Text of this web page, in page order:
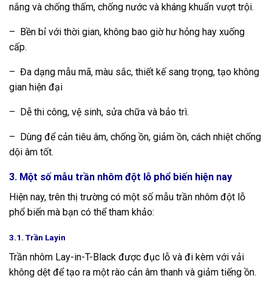
nắng và chống thấm, chống nước và kháng khuẩn vượt trội.
– Bền bỉ với thời gian, không bao giờ hư hỏng hay xuống
cấp.
– Đa dạng mẫu mã, màu sắc, thiết kế sang trọng, tạo không
gian hiện đại
– Dễ thi công, vệ sinh, sửa chữa và bảo trì.
– Dùng để cản tiêu âm, chống ồn, giảm ồn, cách nhiệt chống
dội âm tốt.
3. Một số mẫu trần nhôm đột lỗ phổ biến hiện nay
Hiện nay, trên thị trường có một số mẫu trần nhôm đột lỗ
phổ biến mà bạn có thể tham khảo:
3.1. Trần Layin
Trần nhôm Lay-in-T-Black được đục lỗ và đi kèm với vải
không dệt để tạo ra một rào cản âm thanh và giảm tiếng ồn.